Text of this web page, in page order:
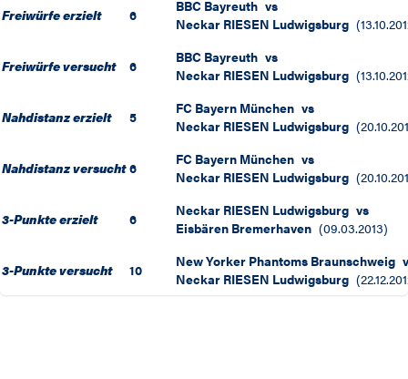
Freiwürfe erzielt 6 BBC Bayreuth vs
Neckar RIESEN Ludwigsburg (
Freiwürfe versucht 6 BBC Bayreuth vs
Neckar RIESEN Ludwigsburg (
Nahdistanz erzielt 5 FC Bayern München vs
Neckar RIESEN Ludwigsburg (
Nahdistanz versucht 6 FC Bayern München vs
Neckar RIESEN Ludwigsburg (
3-Punkte erzielt 6 Neckar RIESEN Ludwigsburg vs
Eisbären Bremerhaven (09.03.2013)
3-Punkte versucht 10 New Yorker Phantoms Braunschweig
Neckar RIESEN Ludwigsburg (